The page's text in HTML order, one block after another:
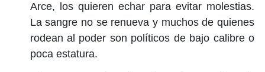
Arce, los quieren echar para evitar molestias.
La sangre no se renueva y muchos de quienes
rodean al poder son políticos de bajo calibre o
poca estatura.